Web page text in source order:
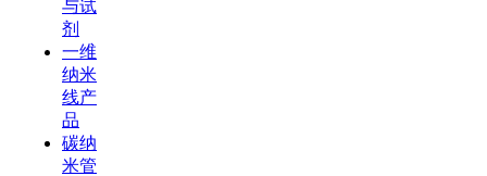
与试
剂
一维
纳米
线产
品
碳纳
米管